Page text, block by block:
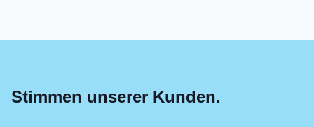
Stimmen unserer Kunden.